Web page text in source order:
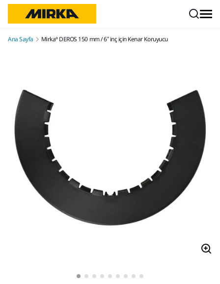
Ana Sayfa Mirka® DEROS 150 mm / 6” inç için Kenar Koruyucu